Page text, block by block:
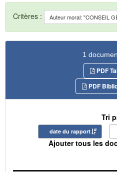
Critères :
1
PDF
PDF
Tri
date du rapport
Ajouter tous les